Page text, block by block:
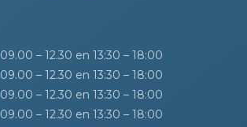
09.00 – 12.30 en 13:30 – 18:00
09.00 – 12.30 en 13:30 – 18:00
09.00 – 12.30 en 13:30 – 18:00
09.00 – 12.30 en 13:30 – 18:00